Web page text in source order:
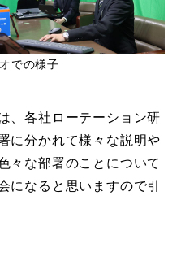
での様子
、各社ローテーション研
に分かれて様々な説明や
々な部署のことについて
になると思いますので引